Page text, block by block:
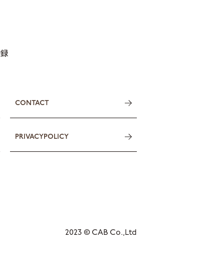
CONTACT
PRIVACYPOLICY
2023 © CAB Co.,Ltd